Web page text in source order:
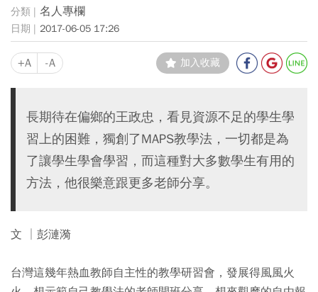
名人專欄
2017-06-05 17:26
+A -A 加入收藏
長期待在偏鄉的王政忠，看見資源不足的學生學
習上的困難，獨創了MAPS教學法，一切都是為
了讓學生學會學習，而這種對大多數學生有用的
方法，他很樂意跟更多老師分享。
文 │彭漣漪
台灣這幾年熱血教師自主性的教學研習會，發展得風風火